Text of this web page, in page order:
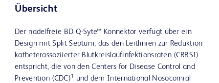
Übersicht
Der nadelfreie BD Q-Syte™ Konnektor verfügt über ein
Design mit Split Septum, das den Leitlinien zur Reduktion
katheterassoziierter Blutkreislaufinfektionsraten (CRBSI)
entspricht, die von den Centers for Disease Control and
Prevention (CDC)1
und dem International Nosocomial